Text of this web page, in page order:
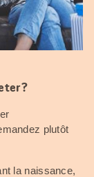
plutôt
la naissance,